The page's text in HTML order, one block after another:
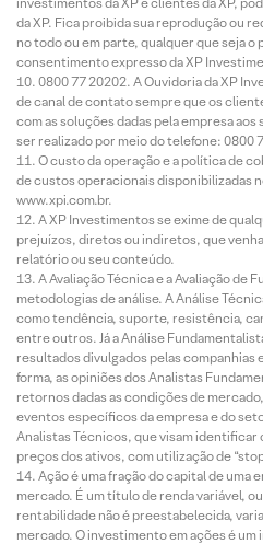
da XP. Fica proibida sua reprodução ou
no todo ou em parte, qualquer que seja o
consentimento expresso da XP
0800 77 20202. A Ouvidoria da XP
de canal de contato sempre que os
com as soluções dadas pela empresa
ser realizado por meio do telefone: 0800
O custo da operação e a política de
de custos operacionais disponibilizadas
www.xpi.com.br.
A XP Investimentos se exime de
prejuízos, diretos ou indiretos, que
relatório ou seu conteúdo.
A Avaliação Técnica e a Avaliação de
metodologias de análise. A Análise
como tendência, suporte, resistência,
entre outros. Já a Análise
resultados divulgados pelas companhias
forma, as opiniões dos Analistas
retornos dadas as condições de
eventos específicos da empresa e do
Analistas Técnicos, que visam identificar
preços dos ativos, com utilização de
Ação é uma fração do capital de uma
mercado. É um título de renda variável,
rentabilidade não é preestabelecida,
mercado. O investimento em ações é